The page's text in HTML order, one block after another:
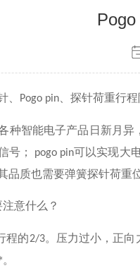
、 Pogo pin 、探针荷重行
种智能电子产品日新月异，
号； pogo pin可以实现大
品质也需要弹簧探针荷重
意什么？
程的2/3。压力过小，正向